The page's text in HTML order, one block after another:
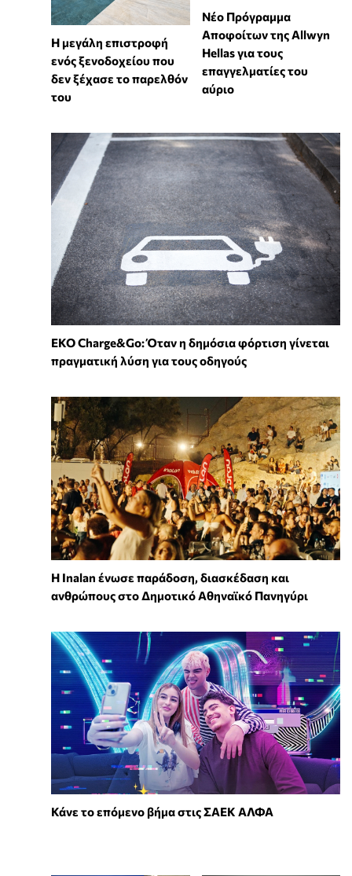
Η μεγάλη επιστροφή
ενός ξενοδοχείου που
δεν ξέχασε το παρελθόν
του
Νέο Πρόγραμμα
Αποφοίτων της Allwyn
Hellas για τους
επαγγελματίες του
αύριο
EKO Charge&Go: Όταν η δημόσια φόρτιση γίνεται
πραγματική λύση για τους οδηγούς
Η Inalan ένωσε παράδοση, διασκέδαση και
ανθρώπους στο Δημοτικό Αθηναϊκό Πανηγύρι
Κάνε το επόμενο βήμα στις ΣΑΕΚ ΑΛΦΑ